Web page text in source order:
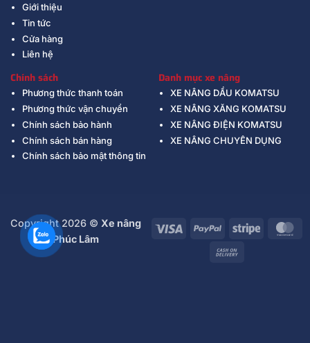
Giới thiệu
Tin tức
Cửa hàng
Liên hệ
Chính sách
Phương thức thanh toán
Phương thức vận chuyển
Chính sách bảo hành
Chính sách bán hàng
Chính sách bảo mật thông tin
Danh mục xe nâng
XE NÂNG DẦU KOMATSU
XE NÂNG XĂNG KOMATSU
XE NÂNG ĐIỆN KOMATSU
XE NÂNG CHUYÊN DỤNG
Visa PayPal Stripe
Copyright 2026 © Xe nâng
Phúc Lâm